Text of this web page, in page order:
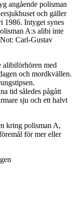
angående polisman
och gäller
1986. Intyget synes
A:s alibi inte
Carl-Gustav
alibiförhören med
och mordkvällen.
tid således pågått
sju och ett halvt
kring polisman A,
för mer eller